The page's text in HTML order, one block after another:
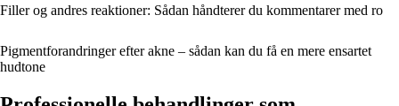
Filler og andres reaktioner: Sådan håndterer du kommentarer med ro
Pigmentforandringer efter akne – sådan kan du få en mere ensartet
hudtone